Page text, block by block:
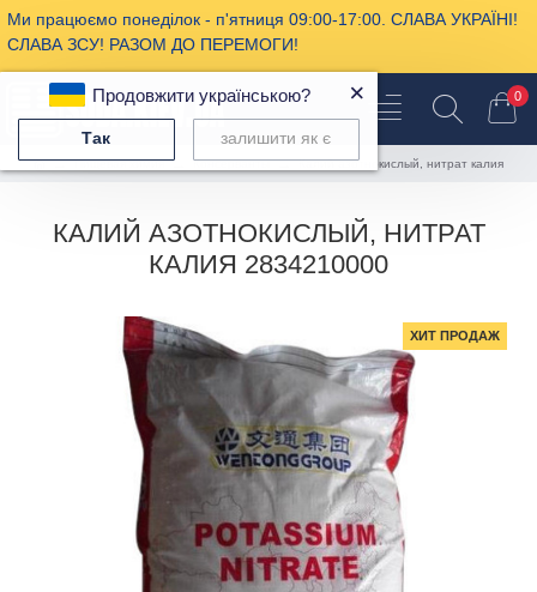
Ми працюємо понеділок - п'ятниця 09:00-17:00. СЛАВА УКРАЇНІ!
СЛАВА ЗСУ! РАЗОМ ДО ПЕРЕМОГИ!
0
Пищевая химия Консерванты Калий азотнокислый, нитрат калия
КАЛИЙ АЗОТНОКИСЛЫЙ, НИТРАТ
КАЛИЯ 2834210000
ХИТ ПРОДАЖ
Продовжити українською? ×
Так залишити як є